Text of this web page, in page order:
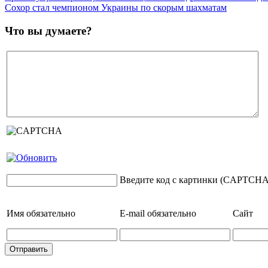
Сохор стал чемпионом Украины по скорым шахматам
Что вы думаете?
Введите код с картинки
Имя обязательно E-mail обязательно Сайт